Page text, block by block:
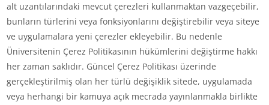
alt uzantılarındaki mevcut çerezleri kullanmaktan vazgeçebilir,
bunların türlerini veya fonksiyonlarını değiştirebilir veya siteye
ve uygulamalara yeni çerezler ekleyebilir. Bu nedenle
Üniversitenin Çerez Politikasının hükümlerini değiştirme hakkı
her zaman saklıdır. Güncel Çerez Politikası üzerinde
gerçekleştirilmiş olan her türlü değişiklik sitede, uygulamada
veya herhangi bir kamuya açık mecrada yayınlanmakla birlikte